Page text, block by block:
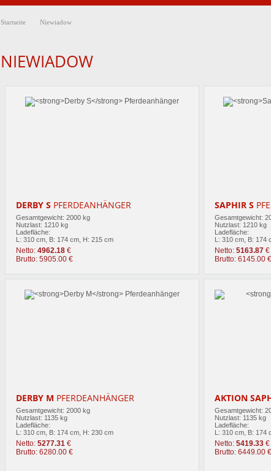
Startseite Niewiadow
NIEWIADOW
DERBY S PFERDEANHÄNGER
Gesamtgewicht: 2000 kg
Nutzlast: 1210 kg
Ladefläche:
L: 310 cm, B: 174 cm, H: 215 cm
Netto: 4962.18 €
Brutto: 5905.00 €
SAPHIR S
Gesamtgewicht:
Nutzlast: 1210 kg
Ladefläche:
L: 310 cm, B: 174
Netto: 5163.87 €
Brutto: 6145.00 €
DERBY M PFERDEANHÄNGER
Gesamtgewicht: 2000 kg
Nutzlast: 1135 kg
Ladefläche:
L: 310 cm, B: 174 cm, H: 230 cm
Netto: 5277.31 €
Brutto: 6280.00 €
AKTION
Gesamtgewicht:
Nutzlast: 1135 kg
Ladefläche:
L: 310 cm, B: 174
Netto: 5419.33 €
Brutto: 6449.00 €